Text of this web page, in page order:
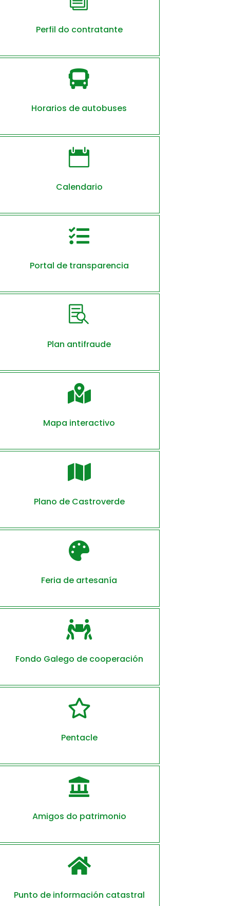
Perfil do contratante

Horarios de autobuses

Calendario

Portal de transparencia

Plan antifraude

Mapa interactivo

Plano de Castroverde

Feria de artesanía

Fondo Galego de cooperación

Pentacle

Amigos do patrimonio

Punto de información catastral